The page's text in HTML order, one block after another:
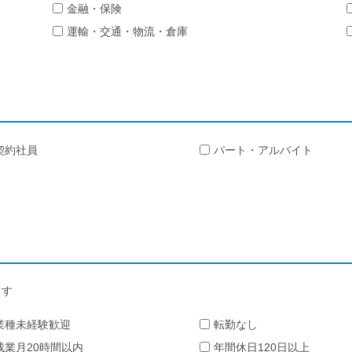
金融・保険
運輸・交通・物流・倉庫
約社員 パート・アルバイト
種未経験歓迎
転勤なし
業月20時間以内
年間休日120日以上